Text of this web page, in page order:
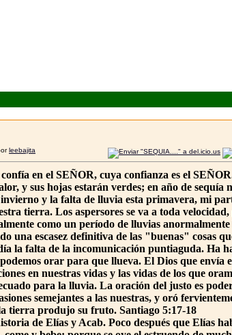
leebajita
en el SEÑOR, cuya confianza es el
y sus hojas estarán verdes; en año de
y la falta de lluvia esta primavera, mi
tierra. Los aspersores se va a toda
como un período de lluvias
una escasez definitiva de las "buenas" cosas
la falta de la incomunicación puntiaguda. Ha
orar para que llueva. El Dios que
en nuestras vidas y las vidas de los que
para la lluvia. La oración del justo es
semejantes a las nuestras, y oró
tierra produjo su fruto. Santiago 5:17-18
de Elías y Acab. Poco después que Elías